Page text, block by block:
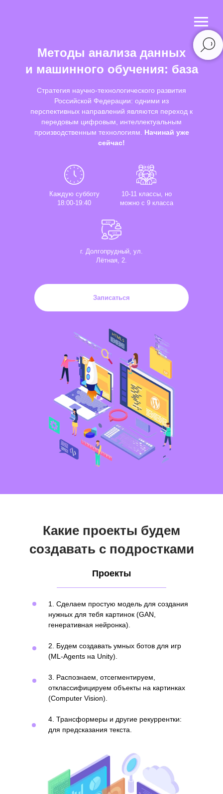
Методы анализа данных
и машинного обучения: база
Каждую субботу
18:00-19:40
10-11 классы, но
можно с 9 класса
г. Долгопрудный, ул.
Лётная, 2.
Записаться
Стратегия научно-технологического развития
Российской Федерации: одними из
перспективных направлений являются переход к
передовым цифровым, интеллектуальным
производственным технологиям. Начинай уже
сейчас!
Какие проекты будем
создавать с подростками
Проекты
1. Сделаем простую модель для создания
нужных для тебя картинок (GAN,
генеративная нейронка).
2. Будем создавать умных ботов для игр
(ML-Agents на Unity).
3. Распознаем, отсегментируем,
отклассифицируем объекты на картинках
(Computer Vision).
4. Трансформеры и другие рекуррентки:
для предсказания текста.